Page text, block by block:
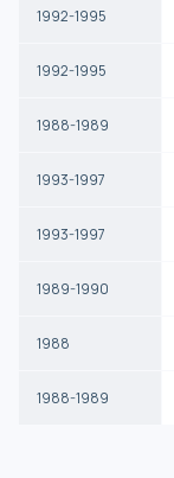
1992-1995
1992-1995
1988-1989
1993-1997
1993-1997
1989-1990
1988
1988-1989